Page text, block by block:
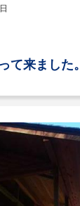
て来ました。